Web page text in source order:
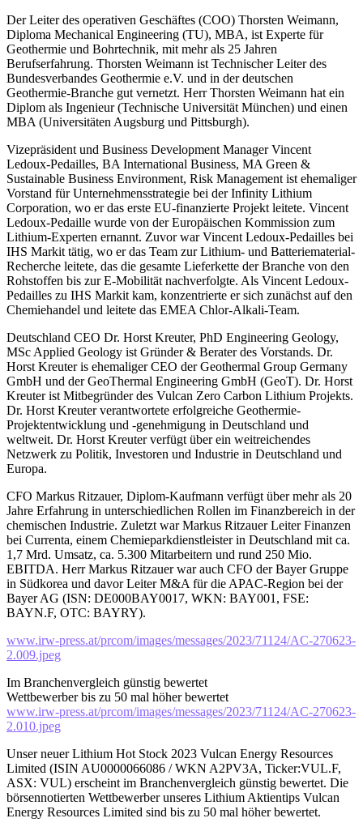
Der Leiter des operativen Geschäftes (COO) Thorsten Weimann,
Diploma Mechanical Engineering (TU), MBA, ist Experte für
Geothermie und Bohrtechnik, mit mehr als 25 Jahren
Berufserfahrung. Thorsten Weimann ist Technischer Leiter des
Bundesverbandes Geothermie e.V. und in der deutschen
Geothermie-Branche gut vernetzt. Herr Thorsten Weimann hat ein
Diplom als Ingenieur (Technische Universität München) und einen
MBA (Universitäten Augsburg und Pittsburgh).
Vizepräsident und Business Development Manager Vincent
Ledoux-Pedailles, BA International Business, MA Green &
Sustainable Business Environment, Risk Management ist ehemaliger
Vorstand für Unternehmensstrategie bei der Infinity Lithium
Corporation, wo er das erste EU-finanzierte Projekt leitete. Vincent
Ledoux-Pedaille wurde von der Europäischen Kommission zum
Lithium-Experten ernannt. Zuvor war Vincent Ledoux-Pedailles bei
IHS Markit tätig, wo er das Team zur Lithium- und Batteriematerial-
Recherche leitete, das die gesamte Lieferkette der Branche von den
Rohstoffen bis zur E-Mobilität nachverfolgte. Als Vincent Ledoux-
Pedailles zu IHS Markit kam, konzentrierte er sich zunächst auf den
Chemiehandel und leitete das EMEA Chlor-Alkali-Team.
Deutschland CEO Dr. Horst Kreuter, PhD Engineering Geology,
MSc Applied Geology ist Gründer & Berater des Vorstands. Dr.
Horst Kreuter is ehemaliger CEO der Geothermal Group Germany
GmbH und der GeoThermal Engineering GmbH (GeoT). Dr. Horst
Kreuter ist Mitbegründer des Vulcan Zero Carbon Lithium Projekts.
Dr. Horst Kreuter verantwortete erfolgreiche Geothermie-
Projektentwicklung und -genehmigung in Deutschland und
weltweit. Dr. Horst Kreuter verfügt über ein weitreichendes
Netzwerk zu Politik, Investoren und Industrie in Deutschland und
Europa.
CFO Markus Ritzauer, Diplom-Kaufmann verfügt über mehr als 20
Jahre Erfahrung in unterschiedlichen Rollen im Finanzbereich in der
chemischen Industrie. Zuletzt war Markus Ritzauer Leiter Finanzen
bei Currenta, einem Chemieparkdienstleister in Deutschland mit ca.
1,7 Mrd. Umsatz, ca. 5.300 Mitarbeitern und rund 250 Mio.
EBITDA. Herr Markus Ritzauer war auch CFO der Bayer Gruppe
in Südkorea und davor Leiter M&A für die APAC-Region bei der
Bayer AG (ISN: DE000BAY0017, WKN: BAY001, FSE:
BAYN.F, OTC: BAYRY).
www.irw-press.at/prcom/images/messages/2023/71124/AC-270623-
2.009.jpeg
Im Branchenvergleich günstig bewertet
Wettbewerber bis zu 50 mal höher bewertet
www.irw-press.at/prcom/images/messages/2023/71124/AC-270623-
2.010.jpeg
Unser neuer Lithium Hot Stock 2023 Vulcan Energy Resources
Limited (ISIN AU0000066086 / WKN A2PV3A, Ticker:VUL.F,
ASX: VUL) erscheint im Branchenvergleich günstig bewertet. Die
börsennotierten Wettbewerber unseres Lithium Aktientips Vulcan
Energy Resources Limited sind bis zu 50 mal höher bewertet.